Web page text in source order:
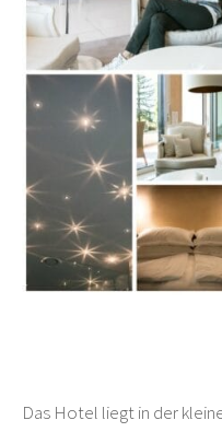
Das Hotel liegt in der